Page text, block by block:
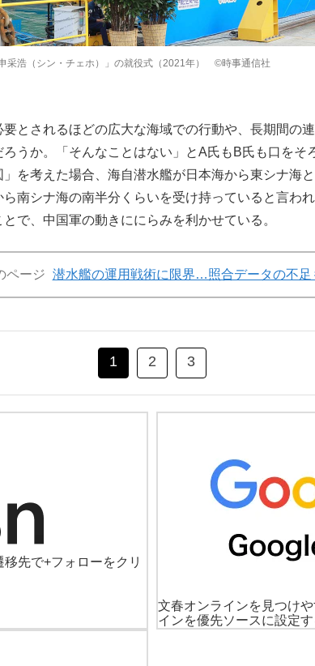
采浩（シン・チェホ）」の就役式（2021年） ©時事通信社
とされるほどの広大な海域での行動や、長期間の
うか。「そんなことはない」とA氏もB氏も口をそ
を考えた場合、海自潜水艦が日本海から東シナ海
南シナ海の南半分くらいを受け持っていると言わ
で、中国軍の動きににらみを利かせている。
ページ 潜水艦の運用戦術に限界…照合データの不足
1 2 3
移先で+フォローをクリ
文春オンラインを見つけ
インを優先ソースに設定す